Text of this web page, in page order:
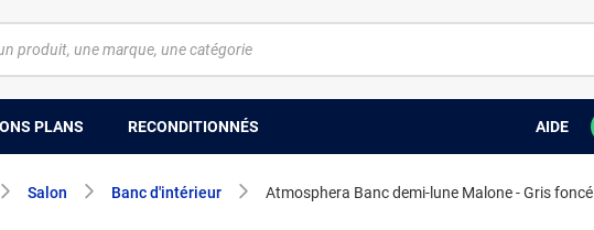
PLANS RECONDITIONNÉS AIDE
Salon Banc d'intérieur Atmosphera Banc demi-lune Malone - Gris foncé